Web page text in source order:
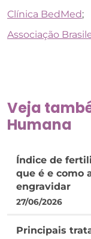
Clínica BedMed;
Associação
Veja
Humana
Índice de
que é e como
engravidar
27/06/2026
Principais